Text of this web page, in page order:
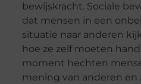
bewijskracht. Sociale
dat mensen in een
situatie naar anderen
hoe ze zelf moeten
moment hechten
mening van anderen en